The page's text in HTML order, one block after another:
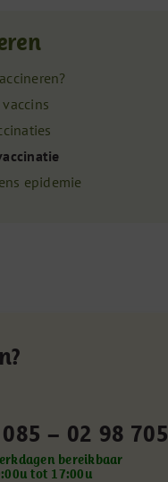
epidemie
085 – 02 98 705
bereikbaar
tot 17:00u